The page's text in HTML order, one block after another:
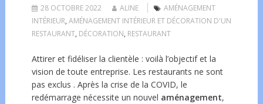
28 OCTOBRE 2022 ALINE
AMÉNAGEMENT
INTÉRIEUR, AMÉNAGEMENT INTÉRIEUR ET DÉCORATION D'UN
RESTAURANT, DÉCORATION, RESTAURANT
Attirer et fidéliser la clientèle : voilà l’objectif et la
vision de toute entreprise. Les restaurants ne sont
pas exclus . Après la crise de la COVID, le
redémarrage nécessite un nouvel aménagement,